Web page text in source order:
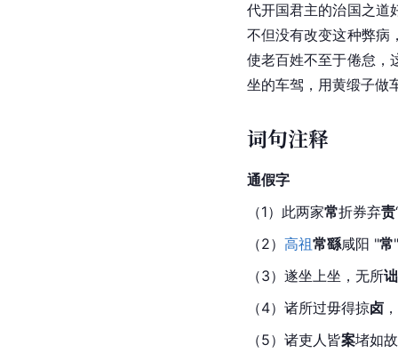
代开国君主的治国之道
不但没有改变这种弊病
使老百姓不至于倦怠，
坐的车驾，用黄缎子做
词句注释
通假字
（1）此两家常折券弃责
（2） 高祖常繇咸阳 "常
（3）遂坐上坐，无所诎
（4）诸所过毋得掠卤 ，
（5）诸吏人皆案堵如